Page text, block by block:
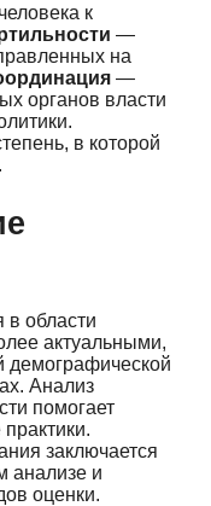
к
—
на
—
органов власти
в которой
в области
актуальными,
демографической
Анализ
помогает
заключается
анализе и
оценки.